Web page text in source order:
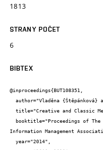
1813
STRANY POČET
6
BIBTEX
@inproceedings{BUT108351,
Information Management